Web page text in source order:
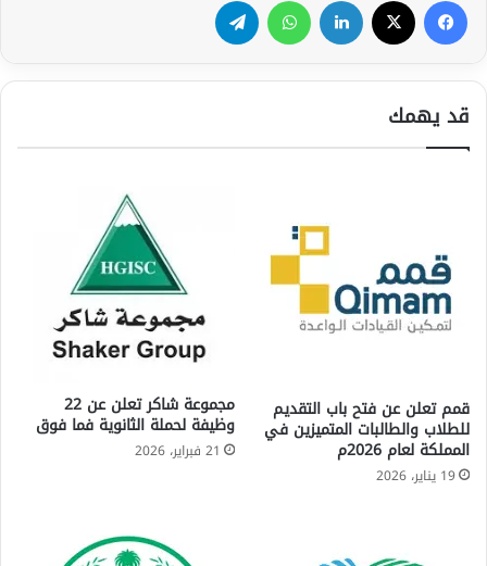
قد يهمك
قمم تعلن عن فتح باب التقديم
للطلاب والطالبات المتميزين في
المملكة لعام 2026م
19 يناير، 2026
مجموعة شاكر تعلن عن 22
وظيفة لحملة الثانوية فما فوق
21 فبراير، 2026